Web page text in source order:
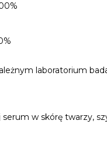
laboratorium
w skórę twarzy,